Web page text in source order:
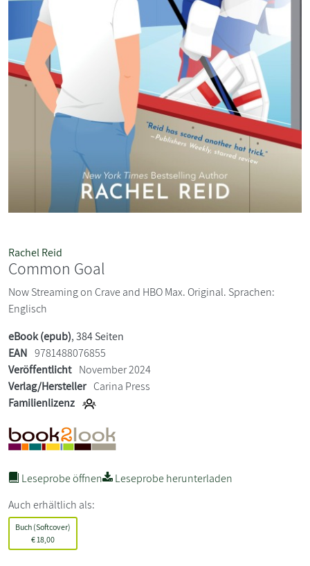
Rachel Reid
Common Goal
Now Streaming on Crave and HBO Max. Original. Sprachen:
Englisch
eBook (epub), 384 Seiten
EAN 9781488076855
Veröffentlicht November 2024
Verlag/Hersteller Carina Press
Familienlizenz
Leseprobe öffnen
Leseprobe herunterladen
Auch erhältlich als:
Buch (Softcover)
€ 18,00